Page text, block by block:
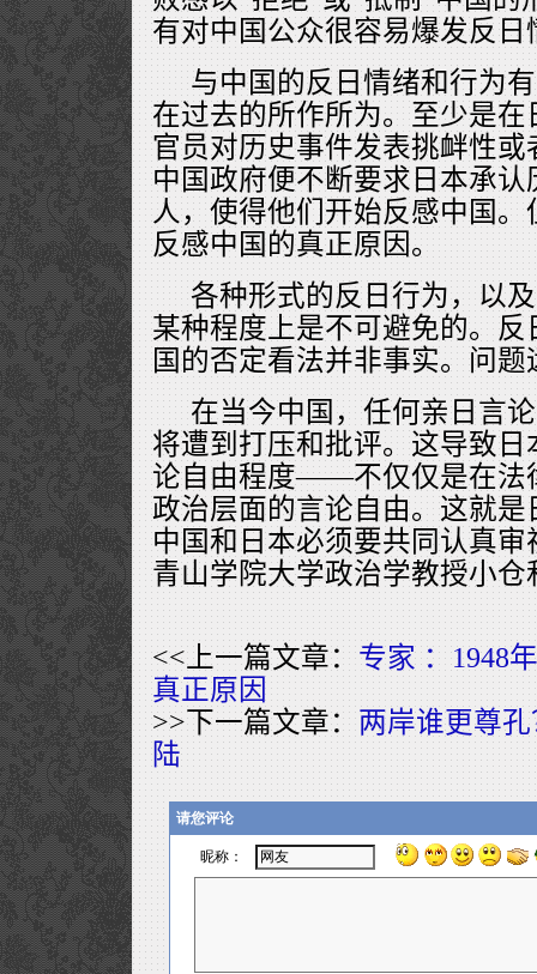
有对中国公众很容易爆发反日
与中国的反日情绪和行为
在过去的所作所为。至少是
官员对历史事件发表挑衅性
中国政府便不断要求日本承
人，使得他们开始反感中国
反感中国的真正原因。
各种形式的反日行为，以
某种程度上是不可避免的。
国的否定看法并非事实。问题
在当今中国，任何亲日言
将遭到打压和批评。这导致
论自由程度——不仅仅是在法
政治层面的言论自由。这就
中国和日本必须要共同认真
青山学院大学政治学教授小仓
<<上一篇文章：专家 ：1948
真正原因
>>下一篇文章：两岸谁更尊
陆